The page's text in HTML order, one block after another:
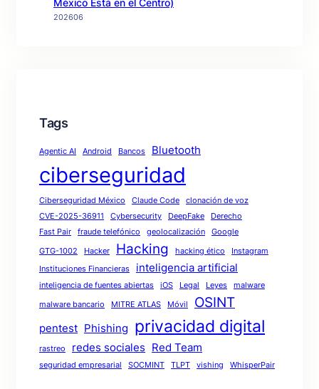
México Está en el Centro)
202606
Tags
Agentic AI Android Bancos Bluetooth
ciberseguridad
Ciberseguridad México Claude Code
clonación de voz
CVE-2025-36911
Cybersecurity DeepFake
Derecho
Fast Pair
fraude telefónico geolocalización Google
GTG-1002 Hacker Hacking hacking ético
Instagram
Instituciones Financieras
inteligencia artificial
inteligencia de fuentes abiertas iOS Legal Leyes malware
malware bancario MITRE ATLAS Móvil OSINT
pentest Phishing privacidad digital
rastreo redes sociales Red Team
seguridad empresarial SOCMINT TLPT vishing WhisperPair